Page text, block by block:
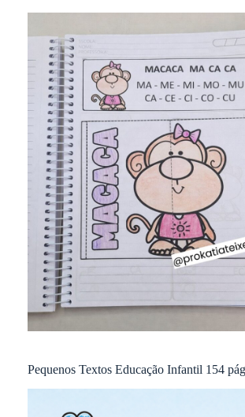
Pequenos Textos Educação Infantil 154